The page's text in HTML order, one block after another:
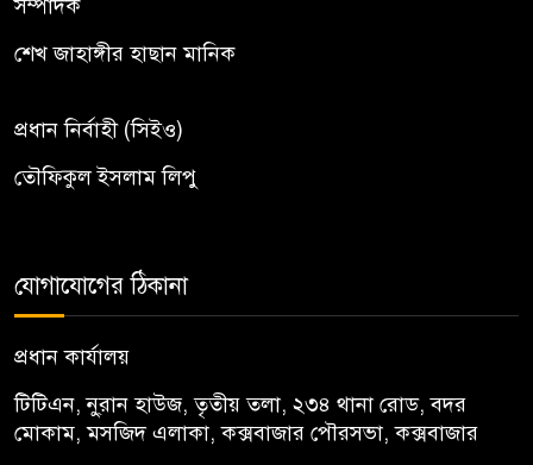
সম্পাদক
শেখ জাহাঙ্গীর হাছান মানিক
প্রধান নির্বাহী (সিইও)
তৌফিকুল ইসলাম লিপু
যোগাযোগের ঠিকানা
প্রধান কার্যালয়
টিটিএন, নু্রান হাউজ, তৃতীয় তলা, ২৩৪ থানা রোড, বদর
মোকাম, মসজিদ এলাকা, কক্সবাজার পৌরসভা, কক্সবাজার